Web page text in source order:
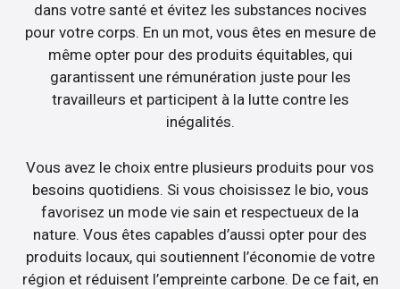
dans votre santé et évitez les substances nocives
pour votre corps. En un mot, vous êtes en mesure de
même opter pour des produits équitables, qui
garantissent une rémunération juste pour les
travailleurs et participent à la lutte contre les
inégalités.
Vous avez le choix entre plusieurs produits pour vos
besoins quotidiens. Si vous choisissez le bio, vous
favorisez un mode vie sain et respectueux de la
nature. Vous êtes capables d’aussi opter pour des
produits locaux, qui soutiennent l’économie de votre
région et réduisent l’empreinte carbone. De ce fait, en